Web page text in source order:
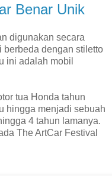
Benar Unik
digunakan secara
berbeda dengan stiletto
ini adalah mobil
tua Honda tahun
hingga menjadi sebuah
4 tahun lamanya.
The ArtCar Festival